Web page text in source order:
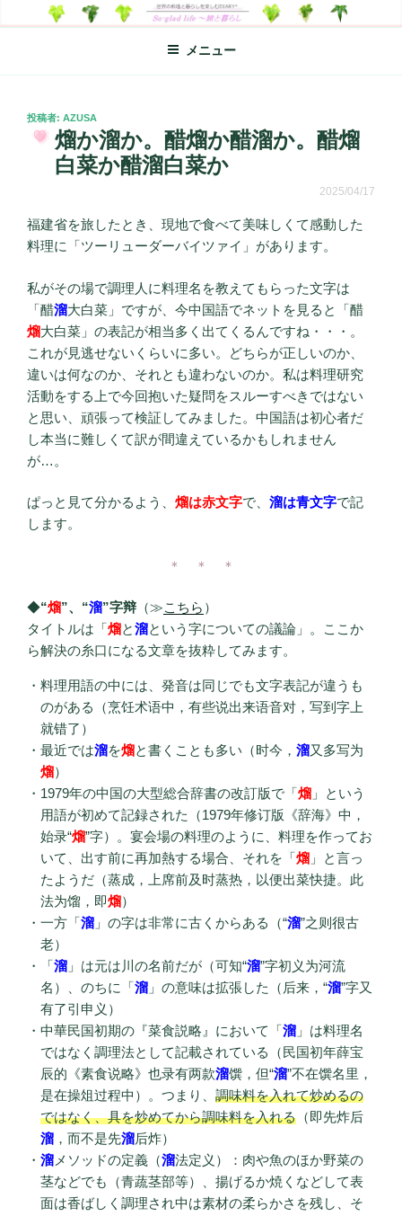
ン
ン
SO-GLAD LIFE～旅と暮らし
世界の料理のエッセイやレシピ、シンプルライフ、楽しい暮らしなどを
綴る、世界248か国を旅した松本あづさのDIARYです
メニュー
投
稿
投稿者: AZUSA
熘か溜か。醋熘か醋溜か。醋熘
白菜か醋溜白菜か
2025/04/17
福建省を旅したとき、現地で食べて美味しくて感動した
料理に「ツーリューダーバイツァイ」があります。
私がその場で調理人に料理名を教えてもらった文字は
「醋溜大白菜」ですが、今中国語でネットを見ると「醋
熘大白菜」の表記が相当多く出てくるんですね・・・。
これが見逃せないくらいに多い。どちらが正しいのか、
違いは何なのか、それとも違わないのか。私は料理研究
活動をする上で今回抱いた疑問をスルーすべきではない
と思い、頑張って検証してみました。中国語は初心者だ
し本当に難しくて訳が間違えているかもしれません
が…。
ぱっと見て分かるよう、 熘は赤文字で、 溜は青文字で記
します。
＊ ＊ ＊
◆“熘”、“溜”字辩 （≫こちら ）
タイトルは「熘と溜という字についての議論」。ここか
ら解決の糸口になる文章を抜粋してみます。
料理用語の中には、発音は同じでも文字表記が違うも
のがある（烹饪术语中，有些说出来语音对，写到字上
就错了）
最近では溜を熘と書くことも多い（时今， 溜又多写为
熘）
1979年の中国の大型総合辞書の改訂版で「熘 」という
用語が初めて記録された（1979年修订版《辞海》中，
始录“熘”字）。宴会場の料理のように、料理を作ってお
いて、出す前に再加熱する場合、それを「熘 」と言っ
たようだ（蒸成，上席前及时蒸热，以便出菜快捷。此
法为馏，即熘）
一方「溜 」の字は非常に古くからある（“溜”之则很古
老）
「溜 」は元は川の名前だが（可知“溜”字初义为河流
名）、のちに「溜 」の意味は拡張した（后来，“溜”字又
有了引申义）
中華民国初期の『菜食説略』において「溜 」は料理名
ではなく調理法として記載されている（民国初年薛宝
辰的《素食说略》也录有两款溜馔，但“溜”不在馔名里，
是在操俎过程中）。つまり、 調味料を入れて炒めるの
ではなく、具を炒めてから調味料を入れる （即先炸后
溜 ，而不是先溜后炸）
溜 メソッドの定義（溜法定义）：肉や魚のほか野菜の
茎などでも（青蔬茎部等）、揚げるか焼くなどして表
面は香ばしく調理され中は素材の柔らかさを残し、そ